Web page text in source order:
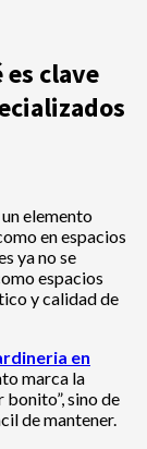
clave
elemento
en espacios
ya no se
espacios
y calidad de
en
marca la
sino de
de mantener.